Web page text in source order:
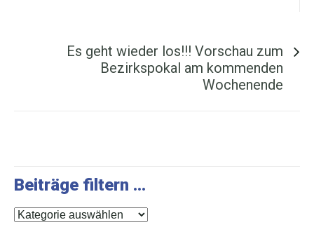
Es geht wieder los!!! Vorschau zum
Bezirkspokal am kommenden
Wochenende
Beiträge filtern …
Beiträge